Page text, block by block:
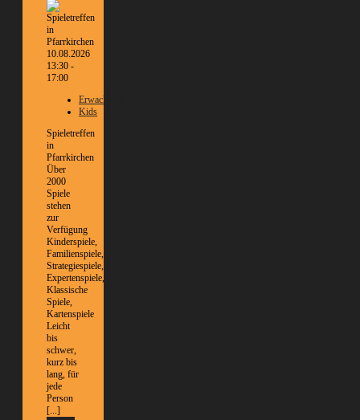
10.08.2026
13:30 -
17:00
Erwachsene
Kids
Spieletreffen
in
Pfarrkirchen
Über
2000
Spiele
stehen
zur
Verfügung
Kinderspiele,
Familienspiele,
Strategiespiele,
Expertenspiele,
Klassische
Spiele,
Kartenspiele
Leicht
bis
schwer,
kurz bis
lang, für
jede
Person
[...]